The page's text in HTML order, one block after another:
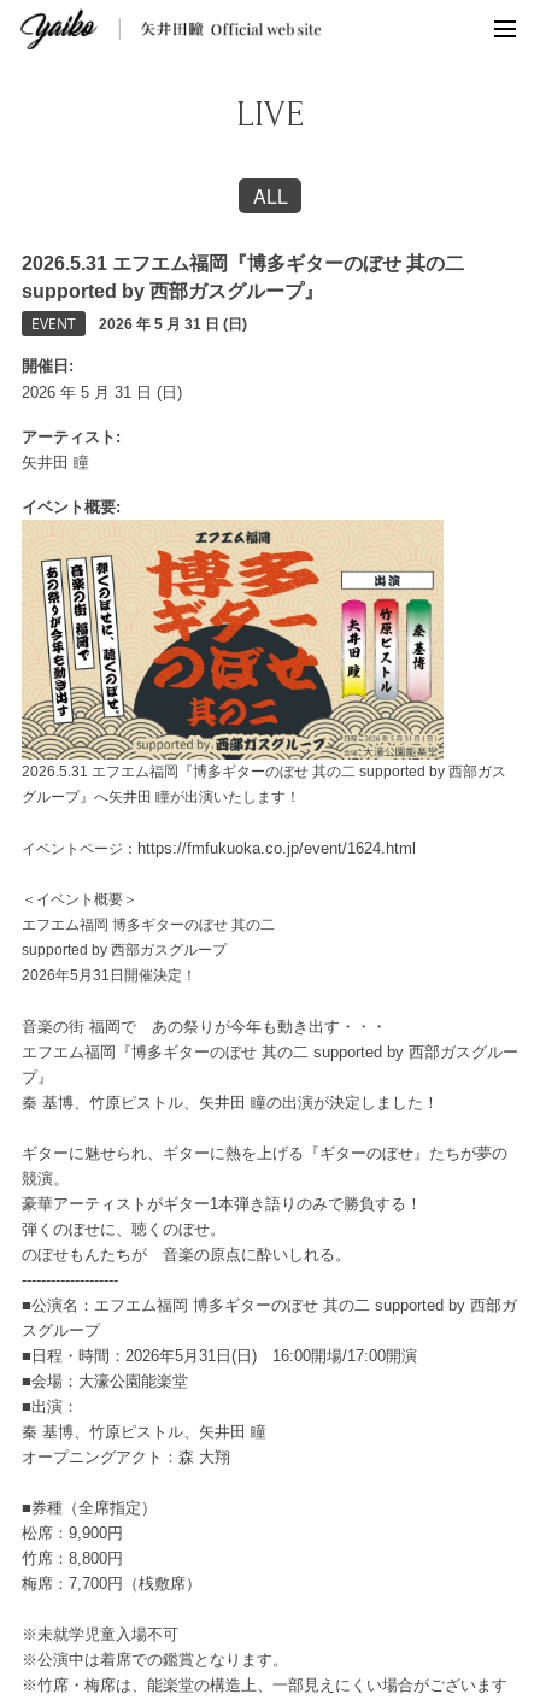
LIVE
ALL
2026.5.31 エフエム福岡『博多ギターのぼせ 其の二
supported by 西部ガスグループ』
EVENT 2026 年 5 月 31 日 (日)
開催日
2026 年 5 月 31 日 (日)
アーティスト
矢井田 瞳
イベント概要
2026.5.31 エフエム福岡『博多ギターのぼせ 其の二 supported by 西部ガス
グループ』へ矢井田 瞳が出演いたします！
イベントページ： https://fmfukuoka.co.jp/event/1624.html
＜イベント概要＞
エフエム福岡 博多ギターのぼせ 其の二
supported by 西部ガスグループ
2026年5月31日開催決定！
音楽の街 福岡で あの祭りが今年も動き出す・・・
エフエム福岡『博多ギターのぼせ 其の二 supported by 西部ガスグルー
プ』
秦 基博、竹原ピストル、矢井田 瞳の出演が決定しました！
ギターに魅せられ、ギターに熱を上げる『ギターのぼせ』たちが夢の
競演。
豪華アーティストがギター1本弾き語りのみで勝負する！
弾くのぼせに、聴くのぼせ。
のぼせもんたちが 音楽の原点に酔いしれる。
--------------------
■公演名：エフエム福岡 博多ギターのぼせ 其の二 supported by 西部ガ
スグループ
■日程・時間：2026年5月31日(日) 16:00開場/17:00開演
■会場：大濠公園能楽堂
■出演：
秦 基博、竹原ピストル、矢井田 瞳
オープニングアクト：森 大翔
■券種（全席指定）
松席：9,900円
竹席：8,800円
梅席：7,700円（桟敷席）
※未就学児童入場不可
※公演中は着席での鑑賞となります。
※竹席・梅席は、能楽堂の構造上、一部見えにくい場合がございます